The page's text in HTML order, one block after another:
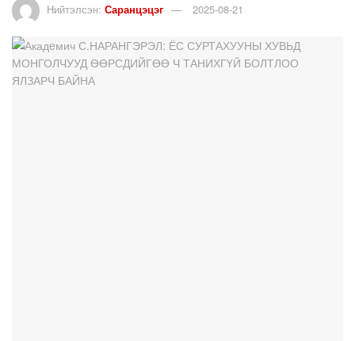
Нийтэлсэн: Саранцэцэг 2025-08-21